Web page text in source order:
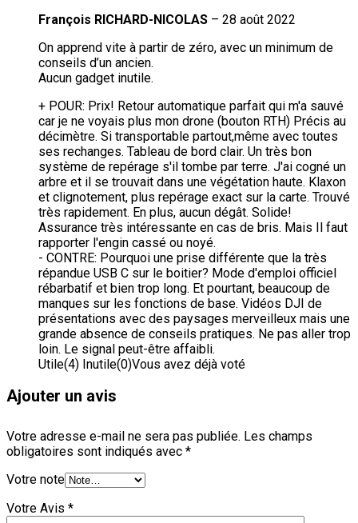
François RICHARD-NICOLAS – 28 août 2022
On apprend vite à partir de zéro, avec un minimum de
conseils d’un ancien.
Aucun gadget inutile.
+ POUR: Prix! Retour automatique parfait qui m'a sauvé
car je ne voyais plus mon drone (bouton RTH) Précis au
décimètre. Si transportable partout,même avec toutes
ses rechanges. Tableau de bord clair. Un très bon
système de repérage s'il tombe par terre. J'ai cogné un
arbre et il se trouvait dans une végétation haute. Klaxon
et clignotement, plus repérage exact sur la carte. Trouvé
très rapidement. En plus, aucun dégât. Solide!
Assurance très intéressante en cas de bris. Mais Il faut
rapporter l'engin cassé ou noyé.
- CONTRE: Pourquoi une prise différente que la très
répandue USB C sur le boitier? Mode d'emploi officiel
rébarbatif et bien trop long. Et pourtant, beaucoup de
manques sur les fonctions de base. Vidéos DJI de
présentations avec des paysages merveilleux mais une
grande absence de conseils pratiques. Ne pas aller trop
loin. Le signal peut-être affaibli.
Utile(4) Inutile(0)Vous avez déjà voté
Ajouter un avis
Votre adresse e-mail ne sera pas publiée. Les champs
obligatoires sont indiqués avec *
Votre note
Votre Avis *